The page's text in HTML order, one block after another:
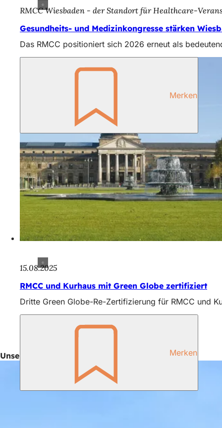
RMCC Wiesbaden - der Standort für Healthcare-
Gesundheits- und Medizinkongresse stärken
Das RMCC positioniert sich 2026 erneut als
Merken
15.08.2025
RMCC und Kurhaus mit Green Globe zertifiziert
Dritte Green Globe-Re-Zertifizierung für RMCC und
Merken
Unser Service für Sie